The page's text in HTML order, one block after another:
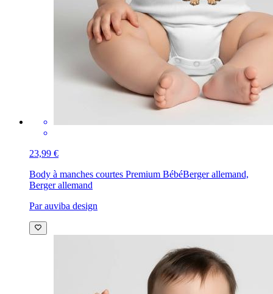
23,99 €
Body à manches courtes Premium BébéBerger allemand,
Berger allemand
Par auviba design